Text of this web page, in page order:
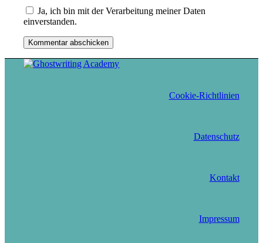
Ja, ich bin mit der Verarbeitung meiner Daten
einverstanden.
Cookie-Richtlinien
Datenschutz
Kontakt
Impressum